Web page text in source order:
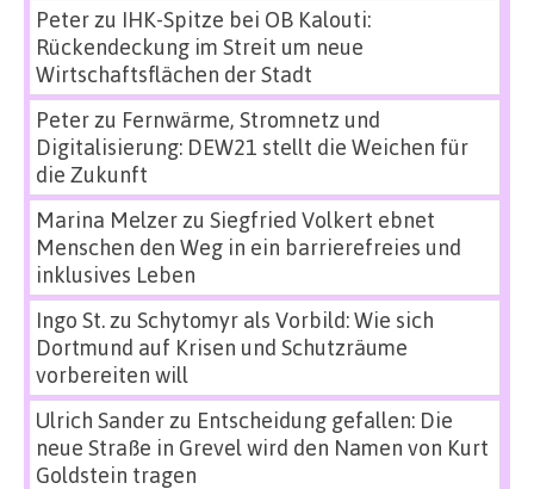
Peterzu IHK-Spitze bei OB Kalouti:
Rückendeckung im Streit um neue
Wirtschaftsflächen der Stadt
Peterzu Fernwärme, Stromnetz und
Digitalisierung: DEW21 stellt die Weichen für
die Zukunft
Marina Melzerzu Siegfried Volkert ebnet
Menschen den Weg in ein barrierefreies und
inklusives Leben
Ingo St.zu Schytomyr als Vorbild: Wie sich
Dortmund auf Krisen und Schutzräume
vorbereiten will
Ulrich Sanderzu Entscheidung gefallen: Die
neue Straße in Grevel wird den Namen von Kurt
Goldstein tragen